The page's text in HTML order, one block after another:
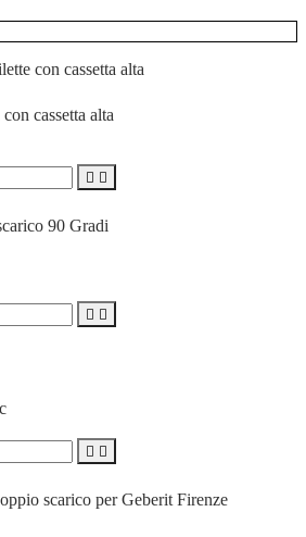
cassetta alta
 
 
 